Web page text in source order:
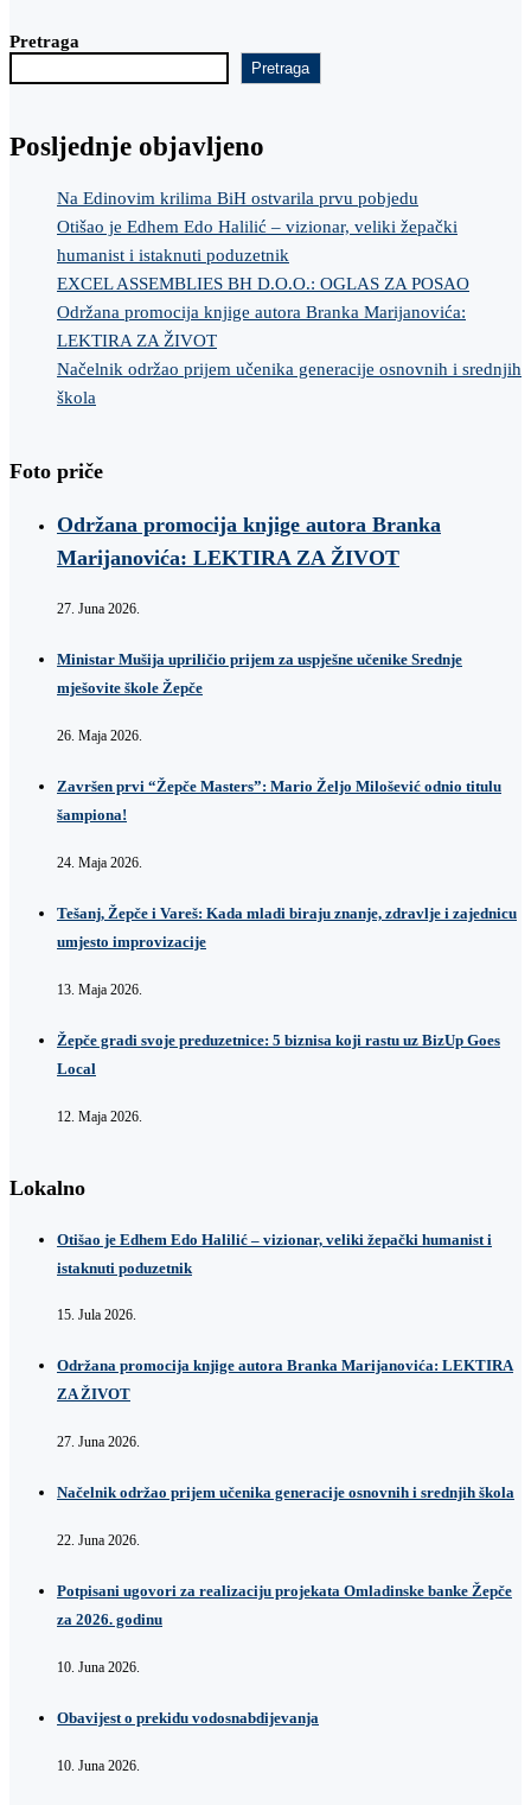
Pretraga
Pretraga
Posljednje objavljeno
Na Edinovim krilima BiH ostvarila prvu pobjedu
Otišao je Edhem Edo Halilić – vizionar, veliki žepački
humanist i istaknuti poduzetnik
EXCEL ASSEMBLIES BH D.O.O.: OGLAS ZA POSAO
Održana promocija knjige autora Branka Marijanovića:
LEKTIRA ZA ŽIVOT
Načelnik održao prijem učenika generacije osnovnih i srednjih
škola
Foto priče
Održana promocija knjige autora Branka
Marijanovića: LEKTIRA ZA ŽIVOT
27. Juna 2026.
Ministar Mušija upriličio prijem za uspješne učenike Srednje
mješovite škole Žepče
26. Maja 2026.
Završen prvi “Žepče Masters”: Mario Željo Milošević odnio titulu
šampiona!
24. Maja 2026.
Tešanj, Žepče i Vareš: Kada mladi biraju znanje, zdravlje i zajednicu
umjesto improvizacije
13. Maja 2026.
Žepče gradi svoje preduzetnice: 5 biznisa koji rastu uz BizUp Goes
Local
12. Maja 2026.
Lokalno
Otišao je Edhem Edo Halilić – vizionar, veliki žepački humanist i
istaknuti poduzetnik
15. Jula 2026.
Održana promocija knjige autora Branka Marijanovića: LEKTIRA
ZA ŽIVOT
27. Juna 2026.
Načelnik održao prijem učenika generacije osnovnih i srednjih škola
22. Juna 2026.
Potpisani ugovori za realizaciju projekata Omladinske banke Žepče
za 2026. godinu
10. Juna 2026.
Obavijest o prekidu vodosnabdijevanja
10. Juna 2026.